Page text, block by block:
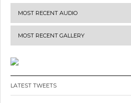
MOST RECENT AUDIO
MOST RECENT GALLERY
LATEST TWEETS